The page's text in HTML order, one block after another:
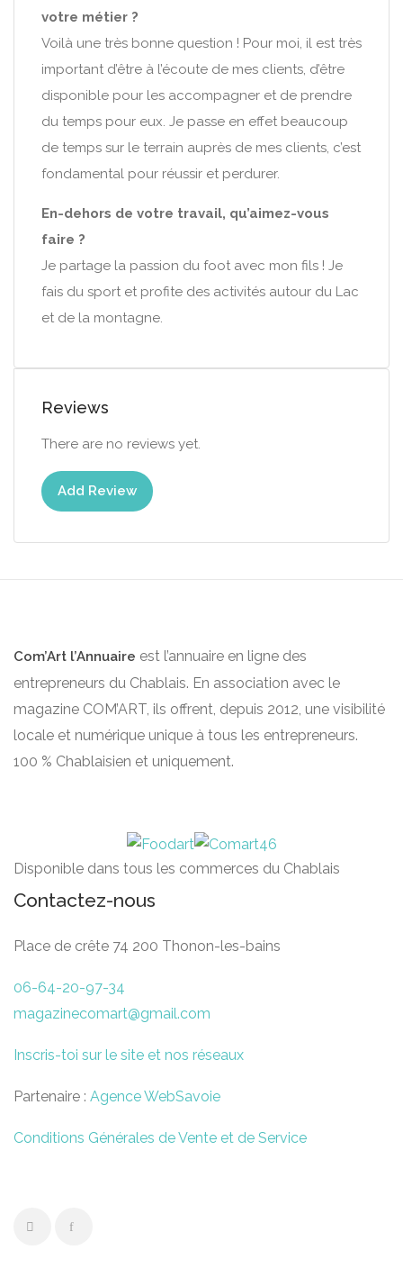
votre métier ?
Voilà une très bonne question ! Pour moi, il est très
important d’être à l’écoute de mes clients, d’être
disponible pour les accompagner et de prendre
du temps pour eux. Je passe en effet beaucoup
de temps sur le terrain auprès de mes clients, c’est
fondamental pour réussir et perdurer.
En-dehors de votre travail, qu’aimez-vous
faire ?
Je partage la passion du foot avec mon fils ! Je
fais du sport et profite des activités autour du Lac
et de la montagne.
Reviews
There are no reviews yet.
Add Review
Com’Art l’Annuaire est l’annuaire en ligne des
entrepreneurs du Chablais. En association avec le
magazine COM’ART, ils offrent, depuis 2012, une visibilité
locale et numérique unique à tous les entrepreneurs.
100 % Chablaisien et uniquement.
Disponible dans tous les commerces du Chablais
Contactez-nous
Place de crête 74 200 Thonon-les-bains
06-64-20-97-34
magazinecomart@gmail.com
Inscris-toi sur le site et nos réseaux
Partenaire : Agence WebSavoie
Conditions Générales de Vente et de Service